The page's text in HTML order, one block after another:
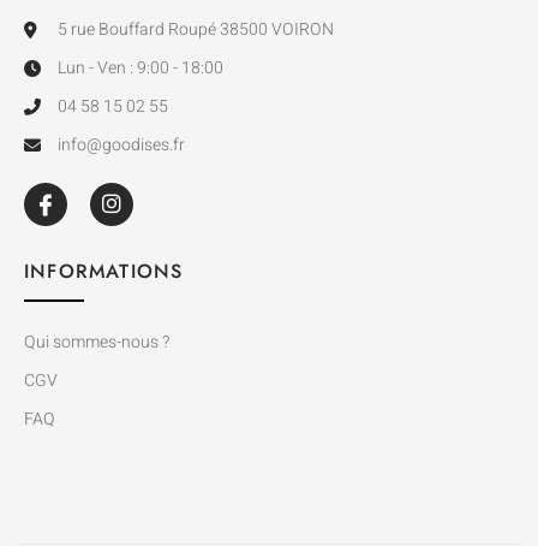
5 rue Bouffard Roupé 38500 VOIRON
Lun - Ven : 9:00 - 18:00
04 58 15 02 55
info@goodises.fr
INFORMATIONS
Qui sommes-nous ?
CGV
FAQ